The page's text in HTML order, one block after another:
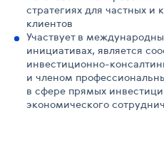
стратегиях для частных и
клиентов
Участвует в
инициативах, является
инвестиционно-
и членом
в сфере прямых
экономического